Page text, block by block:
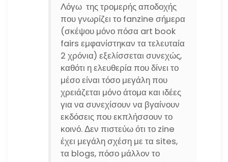
Λόγω της τρομερής αποδοχής
που γνωρίζει το fanzine σήμερα
(σκέψου μόνο πόσα art book
fairs εμφανίστηκαν τα τελευταία
2 χρόνια) εξελίσσεται συνεχώς,
καθότι η ελευθερία που δίνει το
μέσο είναι τόσο μεγάλη που
χρειάζεται μόνο άτομα και ιδέες
για να συνεχίσουν να βγαίνουν
εκδόσεις που εκπλήσσουν το
κοινό. Δεν πιστεύω ότι το zine
έχει μεγάλη σχέση με τα sites,
τα blogs, πόσο μάλλον το